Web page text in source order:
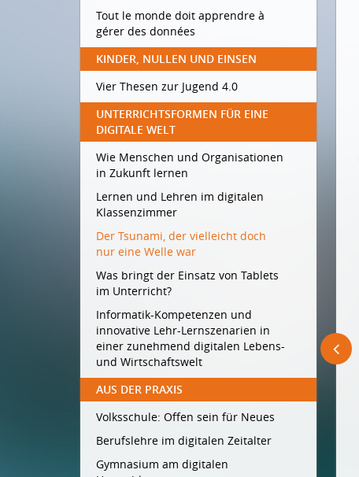
Tout le monde doit apprendre à
gérer des données
KINDER, NULLEN UND EINSEN
Vier Thesen zur Jugend 4.0
UNTERRICHTSFORMEN FÜR EINE
DIGITALE WELT
Wie Menschen und Organisationen
in Zukunft lernen
Lernen und Lehren im digitalen
Klassenzimmer
Der Tsunami, der vielleicht doch
nur eine Welle war
Was bringt der Einsatz von Tablets
im Unterricht?
Informatik-Kompetenzen und
innovative Lehr-Lernszenarien in
einer zunehmend digitalen Lebens-
und Wirtschaftswelt
AUS DER PRAXIS
Volksschule: Offen sein für Neues
Berufslehre im digitalen Zeitalter
Gymnasium am digitalen